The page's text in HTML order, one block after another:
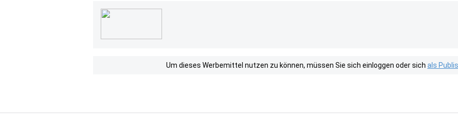
Um dieses Werbemittel nutzen zu können, müssen Sie sich einloggen oder sich als